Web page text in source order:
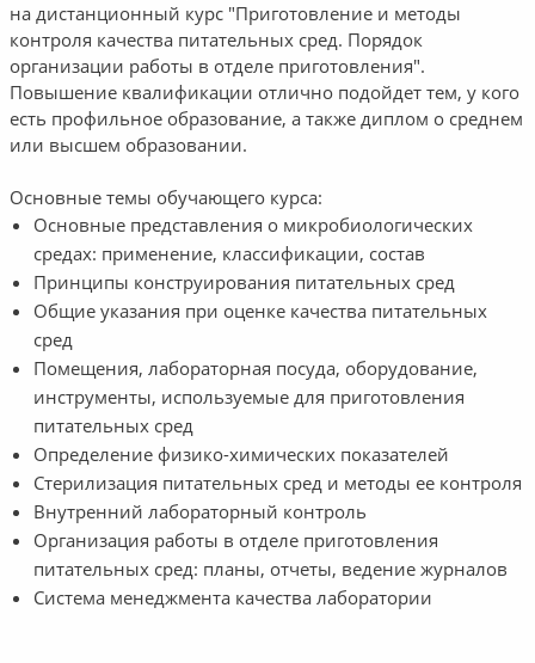
на дистанционный курс "Приготовление и методы
контроля качества питательных сред. Порядок
организации работы в отделе приготовления".
Повышение квалификации отлично подойдет тем, у кого
есть профильное образование, а также диплом о среднем
или высшем образовании.
Основные темы обучающего курса:
Основные представления о микробиологических
средах: применение, классификации, состав
Принципы конструирования питательных сред
Общие указания при оценке качества питательных
сред
Помещения, лабораторная посуда, оборудование,
инструменты, используемые для приготовления
питательных сред
Определение физико-химических показателей
Стерилизация питательных сред и методы ее контроля
Внутренний лабораторный контроль
Организация работы в отделе приготовления
питательных сред: планы, отчеты, ведение журналов
Система менеджмента качества лаборатории